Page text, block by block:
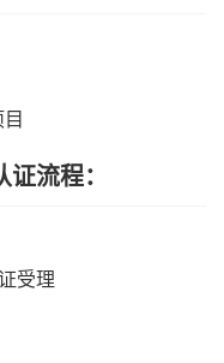
流程：
受理